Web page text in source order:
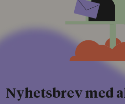
Nyhetsbrev med